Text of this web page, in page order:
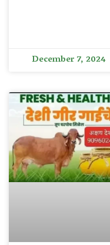
December 7, 2024